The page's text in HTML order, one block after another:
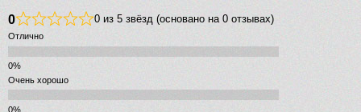
0 0 из 5 звёзд (основано на 0 отзывах)
Отлично
Очень хорошо